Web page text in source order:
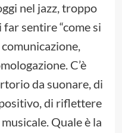
nel jazz, troppo
sentire “come si
C’è
da suonare, di
di riflettere
Quale è la